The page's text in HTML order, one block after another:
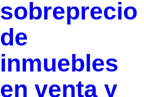
sobreprecio
de
inmuebles
en venta y